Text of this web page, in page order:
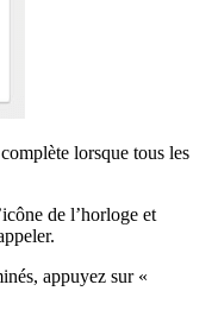
lorsque tous les
de l’horloge et
appuyez sur «